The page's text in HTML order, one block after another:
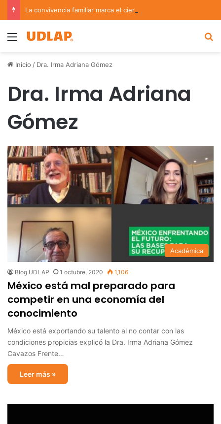
Menu
Inicio / Dra. Irma Adriana Gómez
Dra. Irma Adriana
Gómez
Académica
Blog UDLAP 1 octubre, 2020 1,106
México está mal preparado para
competir en una economía del
conocimiento
México está exportando su talento al no contar con las
condiciones propicias explicó la Dra. Irma Adriana Gómez
Cavazos Frente…
Leer más »